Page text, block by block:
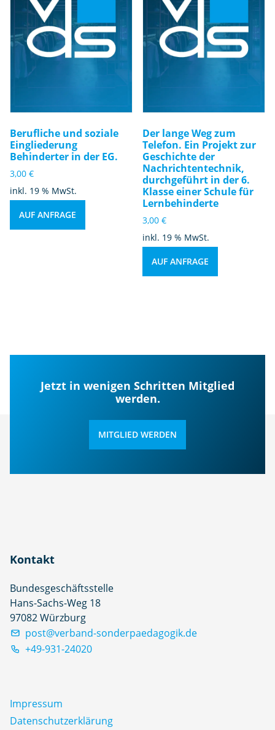
Berufliche und soziale
Eingliederung
Behinderter in der EG.
3,00 €
inkl. 19 % MwSt.
AUF ANFRAGE
Der lange Weg zum
Telefon. Ein Projekt zur
Geschichte der
Nachrichtentechnik,
durchgeführt in der 6.
Klasse einer Schule für
Lernbehinderte
3,00€
inkl. 19 % MwSt.
AUF ANFRAGE
Jetzt in wenigen Schritten Mitglied
werden.
MITGLIED WERDEN
Kontakt
Bundesgeschäftsstelle
Hans-Sachs-Weg 18
97082 Würzburg
post@verband-sonderpaedagogik.de
+49-931-24020
Impressum
Datenschutz­erklärung